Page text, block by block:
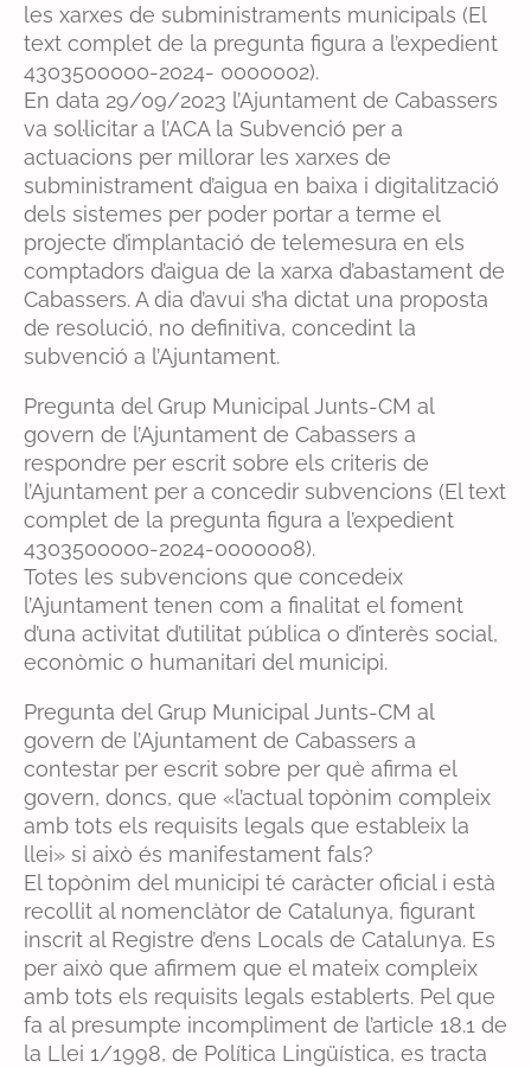
les xarxes de subministraments municipals (El
text complet de la pregunta figura a l’expedient
4303500000-2024- 0000002).
En data 29/09/2023 l’Ajuntament de Cabassers
va sol·licitar a l’ACA la Subvenció per a
actuacions per millorar les xarxes de
subministrament d’aigua en baixa i digitalització
dels sistemes per poder portar a terme el
projecte d’implantació de telemesura en els
comptadors d’aigua de la xarxa d’abastament de
Cabassers. A dia d’avui s’ha dictat una proposta
de resolució, no definitiva, concedint la
subvenció a l’Ajuntament.
Pregunta del Grup Municipal Junts-CM al
govern de l’Ajuntament de Cabassers a
respondre per escrit sobre els criteris de
l’Ajuntament per a concedir subvencions (El text
complet de la pregunta figura a l’expedient
4303500000-2024-0000008).
Totes les subvencions que concedeix
l’Ajuntament tenen com a finalitat el foment
d’una activitat d’utilitat pública o d’interès social,
econòmic o humanitari del municipi.
Pregunta del Grup Municipal Junts-CM al
govern de l’Ajuntament de Cabassers a
contestar per escrit sobre per què afirma el
govern, doncs, que «l’actual topònim compleix
amb tots els requisits legals que estableix la
llei» si això és manifestament fals?
El topònim del municipi té caràcter oficial i està
recollit al nomenclàtor de Catalunya, figurant
inscrit al Registre d’ens Locals de Catalunya. Es
per això que afirmem que el mateix compleix
amb tots els requisits legals establerts. Pel que
fa al presumpte incompliment de l’article 18.1 de
la Llei 1/1998, de Política Lingüística, es tracta